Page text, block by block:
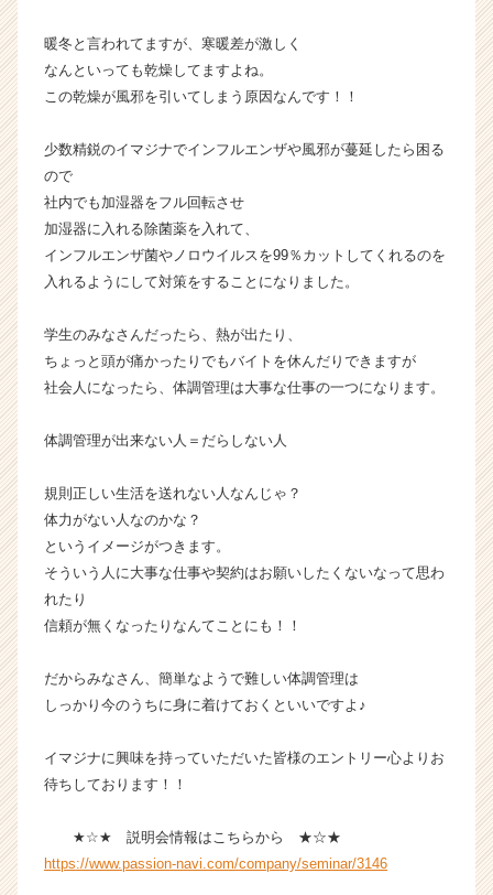
ト
が
届
就
イ
ト
チ
ア
ャ
リ
（C
e
r
C
a
e
r）
暖冬と言われてますが、寒暖差が激しく
なんといっても乾燥してますよね。
この乾燥が風邪を引いてしまう原因なんです！！
少数精鋭のイマジナでインフルエンザや風邪が蔓延したら困る
ので
社内でも加湿器をフル回転させ
加湿器に入れる除菌薬を入れて、
インフルエンザ菌やノロウイルスを99％カットしてくれるのを
入れるようにして対策をすることになりました。
学生のみなさんだったら、熱が出たり、
ちょっと頭が痛かったりでもバイトを休んだりできますが
社会人になったら、体調管理は大事な仕事の一つになります。
体調管理が出来ない人＝だらしない人
規則正しい生活を送れない人なんじゃ？
体力がない人なのかな？
というイメージがつきます。
そういう人に大事な仕事や契約はお願いしたくないなって思わ
れたり
信頼が無くなったりなんてことにも！！
だからみなさん、簡単なようで難しい体調管理は
しっかり今のうちに身に着けておくといいですよ♪
イマジナに興味を持っていただいた皆様のエントリー心よりお
待ちしております！！
★☆★ 説明会情報はこちらから ★☆★
https://www.passion-navi.com/company/seminar/3146